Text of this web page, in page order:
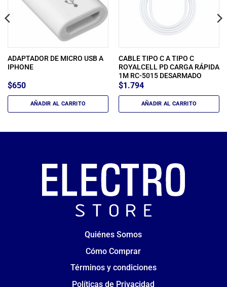
ADAPTADOR DE MICRO USB A
IPHONE
$650
AÑADIR AL CARRITO
CABLE TIPO C A TIPO C
ROYALCELL PD CARGA RÁPIDA
1M RC-5015 DESARMADO
$1.794
AÑADIR AL CARRITO
Quiénes Somos
Cómo Comprar
Términos y condiciones
Políticas de Privacidad